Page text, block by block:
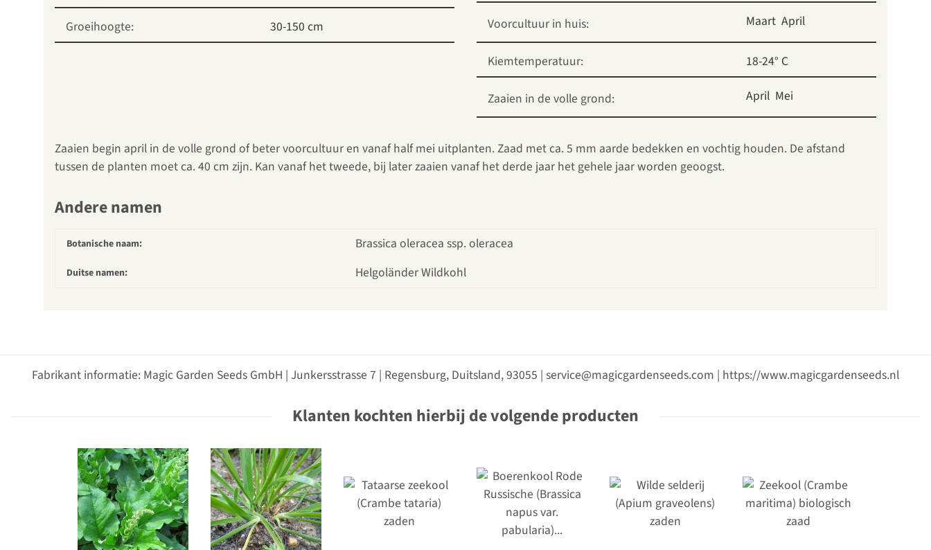
Groeihoogte: 30-150 cm Voorcultuur in huis: Maart April
Kiemtemperatuur: 18-24° C
Zaaien in de volle grond: April Mei
Zaaien begin april in de volle grond of beter voorcultuur en vanaf half mei uitplanten. Zaad met ca. 5 mm aarde bedekken en vochtig houden. De afstand
tussen de planten moet ca. 40 cm zijn. Kan vanaf het tweede, bij later zaaien vanaf het derde jaar het gehele jaar worden geoogst.
Andere namen
Botanische naam: Brassica oleracea ssp. oleracea
Duitse namen: Helgoländer Wildkohl
Fabrikant informatie: Magic Garden Seeds GmbH | Junkersstrasse 7 | Regensburg, Duitsland, 93055 | service@magicgardenseeds.com | https://www.magicgardenseeds.nl
Klanten kochten hierbij de volgende producten